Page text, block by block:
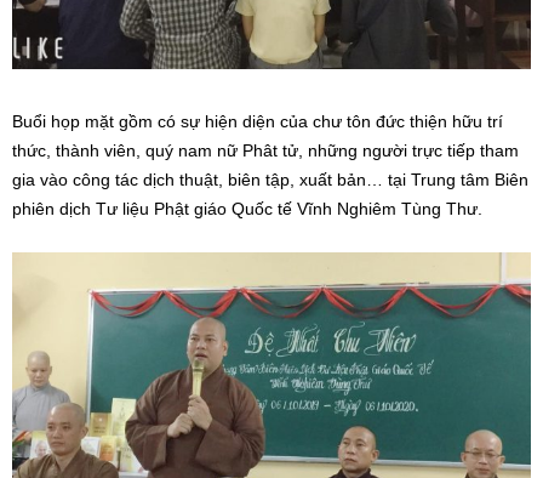
Buổi họp mặt gồm có sự hiện diện của chư tôn đức thiện hữu trí
thức, thành viên, quý nam nữ Phât tử, những người trực tiếp tham
gia vào công tác dịch thuật, biên tập, xuất bản… tại Trung tâm Biên
phiên dịch Tư liệu Phật giáo Quốc tế Vĩnh Nghiêm Tùng Thư.